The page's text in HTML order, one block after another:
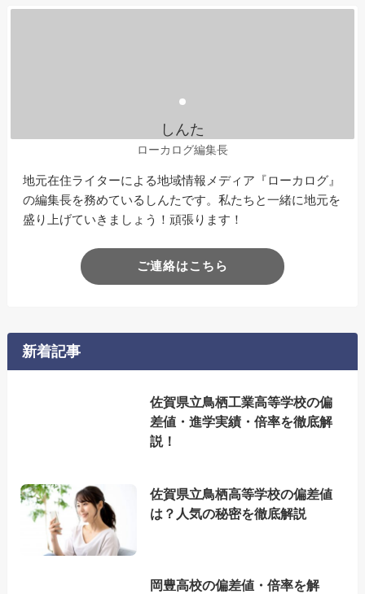
しんた
ローカログ編集長
地元在住ライターによる地域情報メディア『ローカログ』
の編集長を務めているしんたです。私たちと一緒に地元を
盛り上げていきましょう！頑張ります！
ご連絡はこちら
新着記事
佐賀県立鳥栖工業高等学校の偏
差値・進学実績・倍率を徹底解
説！
佐賀県立鳥栖高等学校の偏差値
は？人気の秘密を徹底解説
岡豊高校の偏差値・倍率を解